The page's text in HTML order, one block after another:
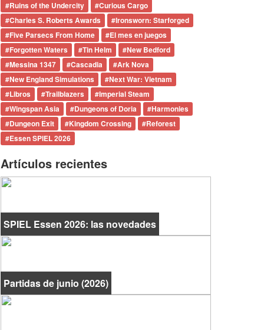
#Ruins of the Undercity #Curious Cargo
#Charles S. Roberts Awards #Ironsworn: Starforged
#Five Parsecs From Home #El mes en juegos
#Forgotten Waters #Tin Helm #New Bedford
#Messina 1347 #Cascadia #Ark Nova
#New England Simulations #Next War: Vietnam
#Libros #Trailblazers #Imperial Steam
#Wingspan Asia #Dungeons of Doria #Harmonies
#Dungeon Exit #Kingdom Crossing #Reforest
#Essen SPIEL 2026
Artículos recientes
SPIEL Essen 2026: las novedades
Partidas de junio (2026)